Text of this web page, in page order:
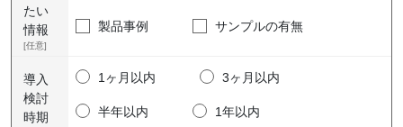
たい
情報
[任意]
製品事例 サンプルの有無
導入
検討
時期
1ヶ月以内 3ヶ月以内
半年以内 1年以内